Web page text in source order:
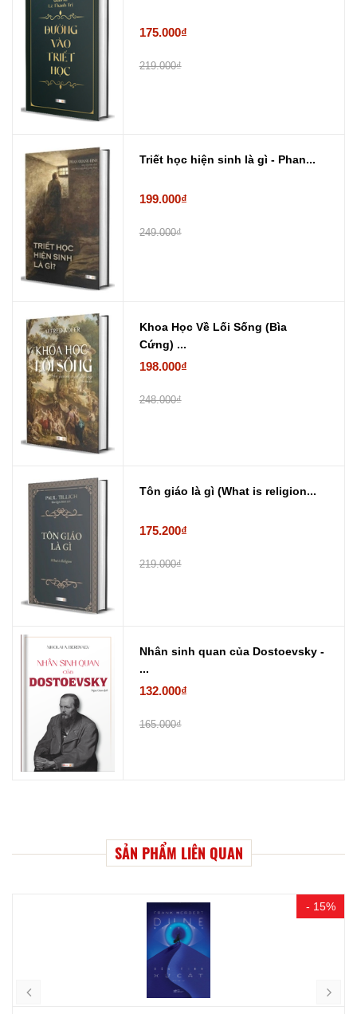
175.000₫
219.000₫
Triết học hiện sinh là gì - Phan...
199.000₫
249.000₫
Khoa Học Về Lối Sống (Bìa
Cứng) ...
198.000₫
248.000₫
Tôn giáo là gì (What is religion...
175.200₫
219.000₫
Nhân sinh quan của Dostoevsky -
...
132.000₫
165.000₫
SẢN PHẨM LIÊN QUAN
- 15%